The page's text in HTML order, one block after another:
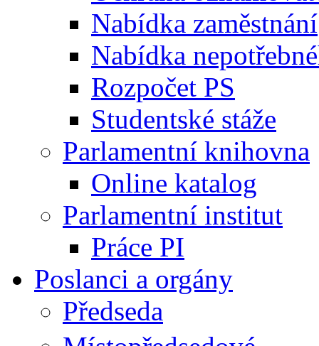
Nabídka zaměstnání
Nabídka
Rozpočet PS
Studentské stáže
Parlamentní knihovna
Online katalog
Parlamentní institut
Práce PI
Poslanci a orgány
Předseda